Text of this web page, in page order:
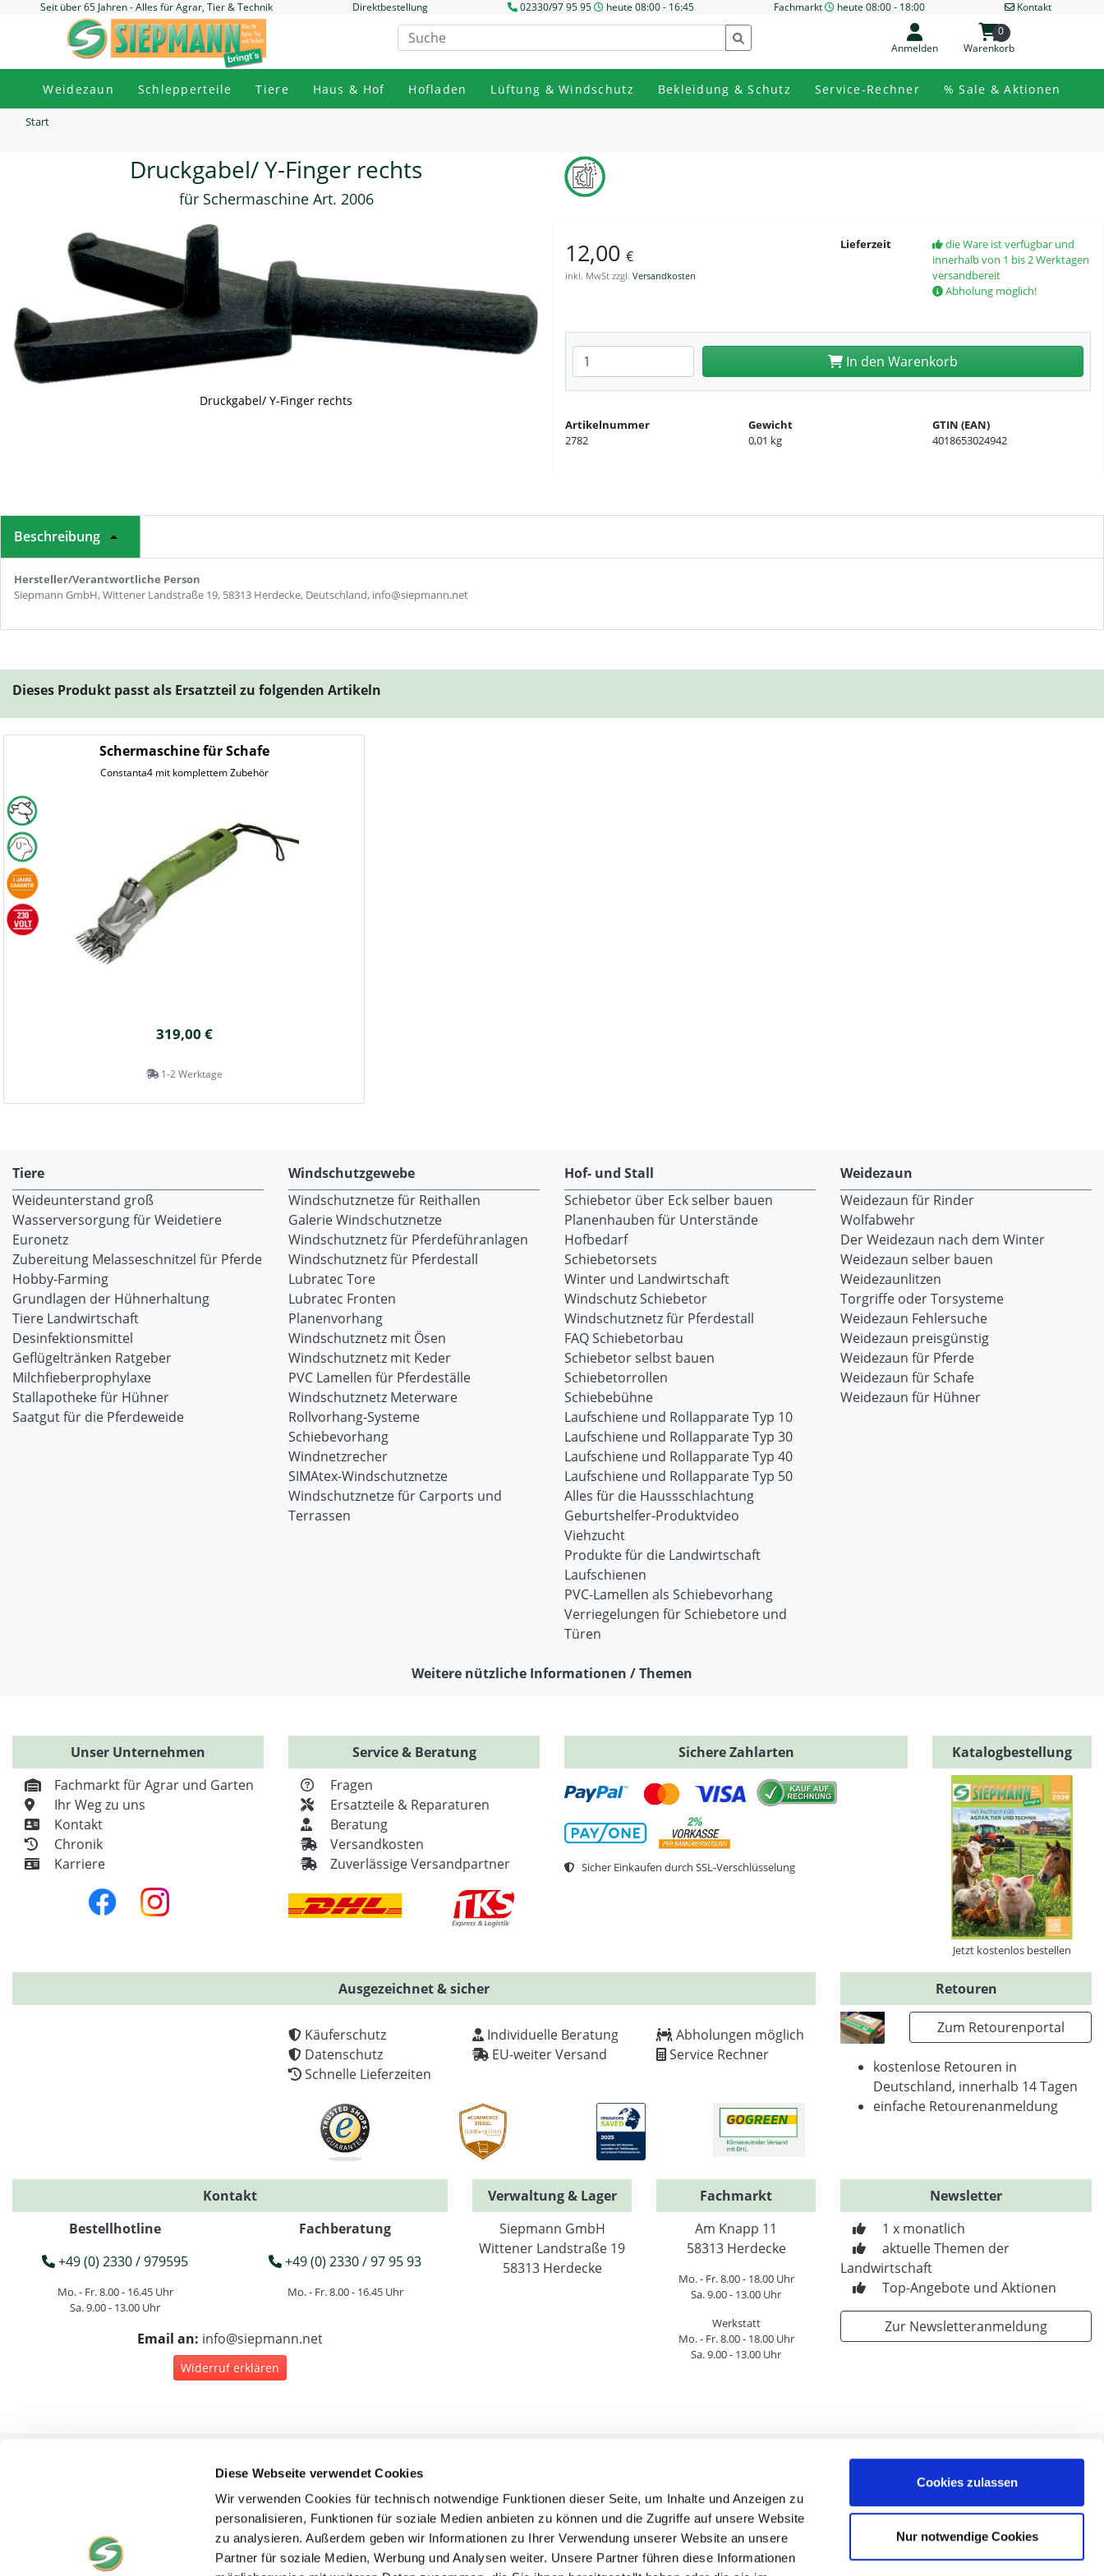
Diese Webseite verwendet Cookies
Wir verwenden Cookies für technisch notwendige Funktionen dieser Seite, um Inhalte und Anzeigen zu
personalisieren, Funktionen für soziale Medien anbieten zu können und die Zugriffe auf unsere Website
zu analysieren. Außerdem geben wir Informationen zu Ihrer Verwendung unserer Website an unsere
Partner für soziale Medien, Werbung und Analysen weiter. Unsere Partner führen diese Informationen
Cookies zulassen
Nur notwendige Cookies
Seit über 65 Jahren - Alles für Agrar, Tier & Technik Direktbestellung 02330/97 95 95 heute 08:00 - 16:45 Fachmarkt heute 08:00 - 18:00 Kontakt
Anmelden Warenkorb
0
Weidezaun Schlepperteile Tiere Haus & Hof Hofladen Lüftung & Windschutz Bekleidung & Schutz Service-Rechner % Sale & Aktionen
Start
Druckgabel/ Y-Finger rechts
für Schermaschine Art. 2006
Druckgabel/ Y-Finger rechts
12,00 €
inkl. MwSt zzgl. Versandkosten
Lieferzeit
die Ware ist verfügbar und
innerhalb von 1 bis 2 Werktagen
versandbereit
Abholung möglich!
Anzahl eingeben In den Warenkorb
Artikelnummer
2782
Gewicht
0,01 kg
GTIN (EAN)
4018653024942
Beschreibung
Hersteller/Verantwortliche Person
Siepmann GmbH, Wittener Landstraße 19, 58313 Herdecke, Deutschland, info@siepmann.net
Dieses Produkt passt als Ersatzteil zu folgenden Artikeln
Schermaschine für Schafe
Constanta4 mit komplettem Zubehör
319,00 €
1-2 Werktage
Tiere
Weideunterstand groß
Wasserversorgung für Weidetiere
Euronetz
Zubereitung Melasseschnitzel für Pferde
Hobby-Farming
Grundlagen der Hühnerhaltung
Tiere Landwirtschaft
Desinfektionsmittel
Geflügeltränken Ratgeber
Milchfieberprophylaxe
Stallapotheke für Hühner
Saatgut für die Pferdeweide
Windschutzgewebe
Windschutznetze für Reithallen
Galerie Windschutznetze
Windschutznetz für Pferdeführanlagen
Windschutznetz für Pferdestall
Lubratec Tore
Lubratec Fronten
Planenvorhang
Windschutznetz mit Ösen
Windschutznetz mit Keder
PVC Lamellen für Pferdeställe
Windschutznetz Meterware
Rollvorhang-Systeme
Schiebevorhang
Windnetzrecher
SIMAtex-Windschutznetze
Windschutznetze für Carports und
Terrassen
Hof- und Stall
Schiebetor über Eck selber bauen
Planenhauben für Unterstände
Hofbedarf
Schiebetorsets
Winter und Landwirtschaft
Windschutz Schiebetor
Windschutznetz für Pferdestall
FAQ Schiebetorbau
Schiebetor selbst bauen
Schiebetorrollen
Schiebebühne
Laufschiene und Rollapparate Typ 10
Laufschiene und Rollapparate Typ 30
Laufschiene und Rollapparate Typ 40
Laufschiene und Rollapparate Typ 50
Alles für die Haussschlachtung
Geburtshelfer-Produktvideo
Viehzucht
Produkte für die Landwirtschaft
Laufschienen
PVC-Lamellen als Schiebevorhang
Verriegelungen für Schiebetore und
Türen
Weidezaun
Weidezaun für Rinder
Wolfabwehr
Der Weidezaun nach dem Winter
Weidezaun selber bauen
Weidezaunlitzen
Torgriffe oder Torsysteme
Weidezaun Fehlersuche
Weidezaun preisgünstig
Weidezaun für Pferde
Weidezaun für Schafe
Weidezaun für Hühner
Weitere nützliche Informationen / Themen
Unser Unternehmen
Fachmarkt für Agrar und Garten
Ihr Weg zu uns
Kontakt
Chronik
Karriere
Service & Beratung
Fragen
Ersatzteile & Reparaturen
Beratung
Versandkosten
Zuverlässige Versandpartner
Sichere Zahlarten
Sicher Einkaufen durch SSL-Verschlüsselung
Katalogbestellung
Jetzt kostenlos bestellen
Ausgezeichnet & sicher
Käuferschutz
Datenschutz
Schnelle Lieferzeiten
Individuelle Beratung
EU-weiter Versand
Abholungen möglich
Service Rechner
Retouren
Zum Retourenportal
kostenlose Retouren in
Deutschland, innerhalb 14 Tagen
einfache Retourenanmeldung
Kontakt
Bestellhotline
+49 (0) 2330 / 979595
Mo. - Fr. 8.00 - 16.45 Uhr
Sa. 9.00 - 13.00 Uhr
Fachberatung
+49 (0) 2330 / 97 95 93
Mo. - Fr. 8.00 - 16.45 Uhr
Email an: info@siepmann.net
Widerruf erklären
Verwaltung & Lager
Siepmann GmbH
Wittener Landstraße 19
58313 Herdecke
Fachmarkt
Am Knapp 11
58313 Herdecke
Mo. - Fr. 8.00 - 18.00 Uhr
Sa. 9.00 - 13.00 Uhr
Werkstatt
Mo. - Fr. 8.00 - 18.00 Uhr
Sa. 9.00 - 13.00 Uhr
Newsletter
1 x monatlich
aktuelle Themen der
Landwirtschaft
Top-Angebote und Aktionen
Zur Newsletteranmeldung
Rechtliche Informationen
AGB
Mängelhaftung
Widerrufsrecht
Versandkosten
Lieferinformationen
Umtausch & Retouren